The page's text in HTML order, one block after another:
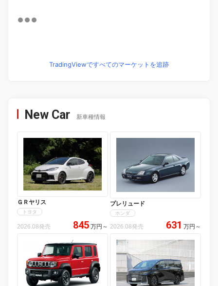
TradingViewですべてのマーケットを追跡
New Car 新車種情報
ＧＲヤリス
トヨタ
2026.08発売 845 万円 ～
プレリュード
ホンダ
2026.08発売 631 万円 ～